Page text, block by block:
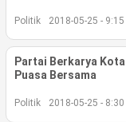
Politik 2018-05-25 - 9:15
Partai Berkarya
Puasa Bersama
Politik 2018-05-25 - 8:30